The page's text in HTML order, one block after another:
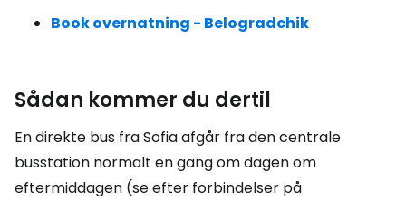
Book overnatning - Belogradchik
Sådan kommer du dertil
En direkte bus fra Sofia afgår fra den centrale
busstation normalt en gang om dagen om
eftermiddagen (se efter forbindelser på